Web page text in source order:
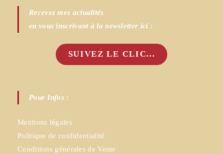
Recevez mes actualités
en vous inscrivant à la newsletter ici :
SUIVEZ LE CLIC...
Pour Infos :
Mentions légales
Politique de confidentialité
Conditions générales de Vente